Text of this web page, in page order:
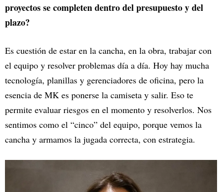
proyectos se completen dentro del presupuesto y del
plazo?
Es cuestión de estar en la cancha, en la obra, trabajar con
el equipo y resolver problemas día a día. Hoy hay mucha
tecnología, planillas y gerenciadores de oficina, pero la
esencia de MK es ponerse la camiseta y salir. Eso te
permite evaluar riesgos en el momento y resolverlos. Nos
sentimos como el “cinco” del equipo, porque vemos la
cancha y armamos la jugada correcta, con estrategia.